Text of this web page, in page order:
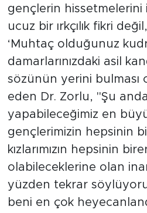
gençlerin hissetmelerini
ucuz bir ırkçılık fikri
‘Muhtaç olduğunuz
damarlarınızdaki asil
sözünün yerini bulması
eden Dr. Zorlu, "Şu
yapabileceğimiz en
gençlerimizin hepsinin
kızlarımızın hepsinin
olabileceklerine olan
yüzden tekrar
beni en çok